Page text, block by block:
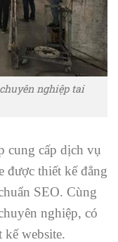
nghiệp tai
cung cấp dịch vụ
được thiết kế đẳng
SEO. Cùng
nghiệp, có
website.